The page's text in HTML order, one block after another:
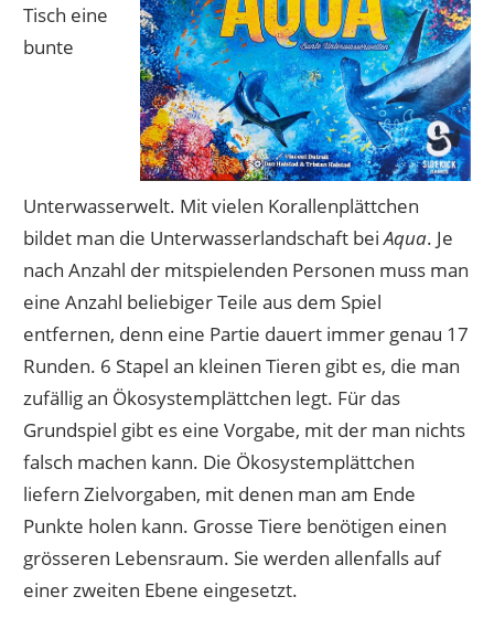
Tisch eine
bunte
Unterwasserwelt. Mit vielen Korallenplättchen
bildet man die Unterwasserlandschaft beiAqua. Je
nach Anzahl der mitspielenden Personen muss man
eine Anzahl beliebiger Teile aus dem Spiel
entfernen, denn eine Partie dauert immer genau 17
Runden. 6 Stapel an kleinen Tieren gibt es, die man
zufällig an Ökosystemplättchen legt. Für das
Grundspiel gibt es eine Vorgabe, mit der man nichts
falsch machen kann. Die Ökosystemplättchen
liefern Zielvorgaben, mit denen man am Ende
Punkte holen kann. Grosse Tiere benötigen einen
grösseren Lebensraum. Sie werden allenfalls auf
einer zweiten Ebene eingesetzt.